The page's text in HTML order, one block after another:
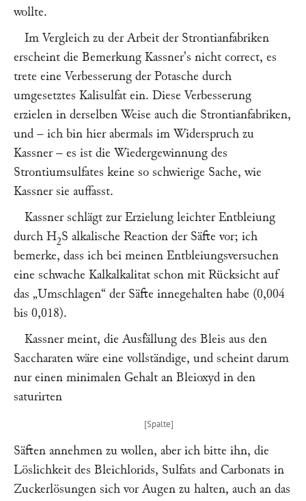
wollte.
Im Vergleich zu der Arbeit der Strontianfabriken
erscheint die Bemerkung Kassner's nicht correct, es
trete eine Verbesserung der Potasche durch
umgesetztes Kalisulfat ein. Diese Verbesserung
erzielen in derselben Weise auch die Strontianfabriken,
und – ich bin hier abermals im Widerspruch zu
Kassner – es ist die Wiedergewinnung des
Strontiumsulfates keine so schwierige Sache, wie
Kassnersie auffasst.
Kassnerschlägt zur Erzielung leichter Entbleiung
durch H2S alkalische Reaction der Säfte vor; ich
bemerke, dass ich bei meinen Entbleiungsversuchen
eine schwache Kalkalkalitat schon mit Rücksicht auf
das „Umschlagen“ der Säfte innegehalten habe (0,004
bis 0,018).
Kassnermeint, die Ausfällung des Bleis aus den
Saccharaten wäre eine vollständige, und scheint darum
nur einen minimalen Gehalt an Bleioxyd in den
saturirten
Säften annehmen zu wollen, aber ich bitte ihn, die
Löslichkeit des Bleichlorids, Sulfats and Carbonats in
Zuckerlösungen sich vor Augen zu halten, auch an das